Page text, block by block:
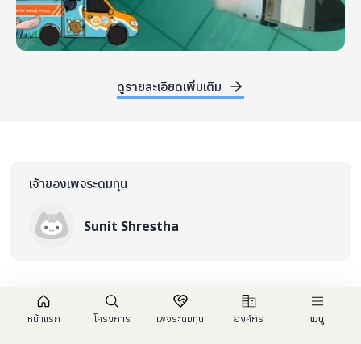
หน้าแรก โครงการ เพจระดมทุน องค์กร เมนู
ดูรายละเอียดเพิ่มเติม
เจ้าของเพจระดมทุน
Sunit Shrestha